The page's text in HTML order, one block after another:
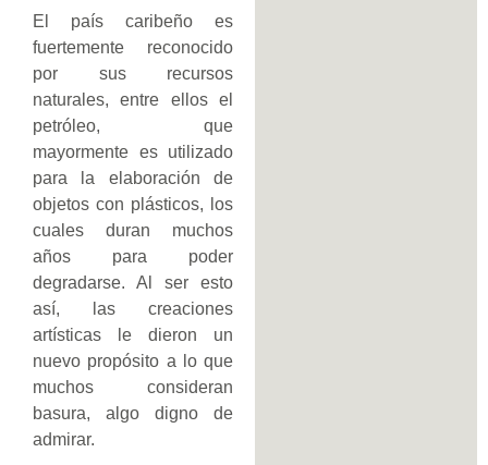
El país caribeño es
fuertemente reconocido
por sus recursos
naturales, entre ellos el
petróleo, que
mayormente es utilizado
para la elaboración de
objetos con plásticos, los
cuales duran muchos
años para poder
degradarse. Al ser esto
así, las creaciones
artísticas le dieron un
nuevo propósito a lo que
muchos consideran
basura, algo digno de
admirar.